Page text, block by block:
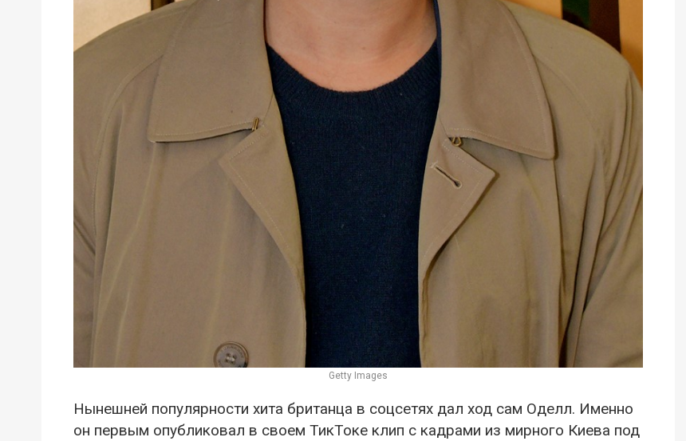
Getty Images
Нынешней популярности хита британца в соцсетях дал ход сам Оделл. Именно
он первым опубликовал в своем ТикТоке клип с кадрами из мирного Киева под